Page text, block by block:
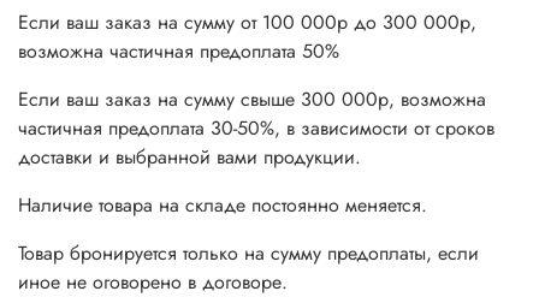
Если ваш заказ на сумму от 100 000р до 300 000р,
возможна частичная предоплата 50%
Если ваш заказ на сумму свыше 300 000р, возможна
частичная предоплата 30-50%, в зависимости от сроков
доставки и выбранной вами продукции.
Наличие товара на складе постоянно меняется.
Товар бронируется только на сумму предоплаты, если
иное не оговорено в договоре.